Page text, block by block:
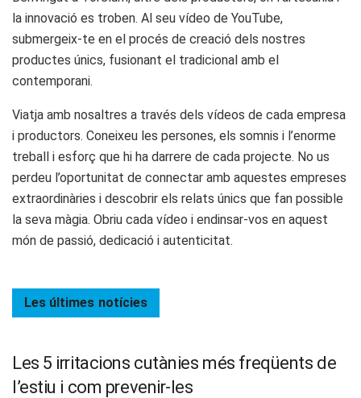
la innovació es troben. Al seu vídeo de YouTube,
submergeix-te en el procés de creació dels nostres
productes únics, fusionant el tradicional amb el
contemporani.
Viatja amb nosaltres a través dels vídeos de cada empresa
i productors. Coneixeu les persones, els somnis i l’enorme
treball i esforç que hi ha darrere de cada projecte. No us
perdeu l’oportunitat de connectar amb aquestes empreses
extraordinàries i descobrir els relats únics que fan possible
la seva màgia. Obriu cada vídeo i endinsar-vos en aquest
món de passió, dedicació i autenticitat.
Les últimes notícies
Les 5 irritacions cutànies més freqüents de
l’estiu i com prevenir-les